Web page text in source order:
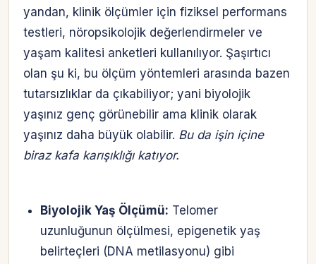
yandan, klinik ölçümler için fiziksel performans
testleri, nöropsikolojik değerlendirmeler ve
yaşam kalitesi anketleri kullanılıyor. Şaşırtıcı
olan şu ki, bu ölçüm yöntemleri arasında bazen
tutarsızlıklar da çıkabiliyor; yani biyolojik
yaşınız genç görünebilir ama klinik olarak
yaşınız daha büyük olabilir. Bu da işin içine
biraz kafa karışıklığı katıyor.
Biyolojik Yaş Ölçümü: Telomer
uzunluğunun ölçülmesi, epigenetik yaş
belirteçleri (DNA metilasyonu) gibi